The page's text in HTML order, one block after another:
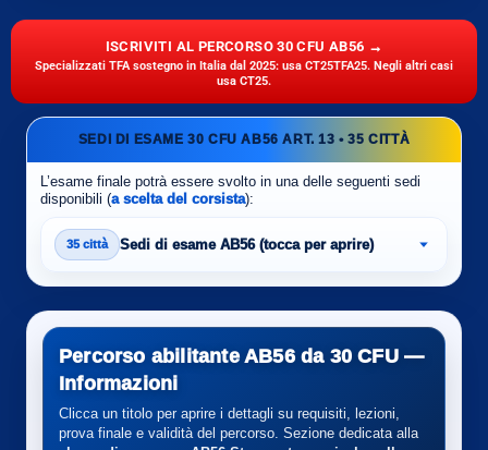
ISCRIVITI AL PERCORSO 30 CFU AB56 →
Specializzati TFA sostegno in Italia dal 2025: usa CT25TFA25. Negli altri casi
usa CT25.
SEDI DI ESAME 30 CFU AB56 ART. 13 • 35 CITTÀ
L’esame finale potrà essere svolto in una delle seguenti sedi
disponibili (a scelta del corsista):
35 città Sedi di esame AB56 (tocca per aprire)
Percorso abilitante AB56 da 30 CFU —
Informazioni
Clicca un titolo per aprire i dettagli su requisiti, lezioni,
prova finale e validità del percorso. Sezione dedicata alla